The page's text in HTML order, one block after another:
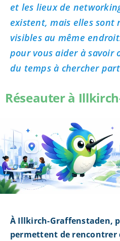
et les lieux de
existent, mais elles sont
visibles au même
pour vous aider à savoir
du temps à chercher
Réseauter à
À Illkirch-Graffenstaden,
permettent de rencontrer